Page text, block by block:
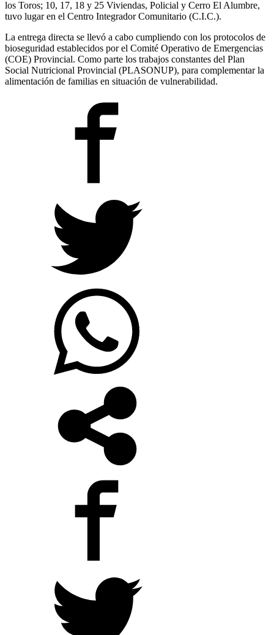
los Toros; 10, 17, 18 y 25 Viviendas, Policial y Cerro El Alumbre,
tuvo lugar en el Centro Integrador Comunitario (C.I.C.).
La entrega directa se llevó a cabo cumpliendo con los protocolos de
bioseguridad establecidos por el Comité Operativo de Emergencias
(COE) Provincial. Como parte los trabajos constantes del Plan
Social Nutricional Provincial (PLASONUP), para complementar la
alimentación de familias en situación de vulnerabilidad.